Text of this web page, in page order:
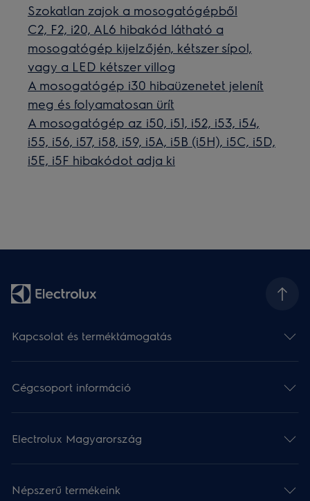
Szokatlan zajok a mosogatógépből
C2, F2, i20, AL6 hibakód látható a
mosogatógép kijelzőjén, kétszer sípol,
vagy a LED kétszer villog
A mosogatógép i30 hibaüzenetet jelenít
meg és folyamatosan ürít
A mosogatógép az i50, i51, i52, i53, i54,
i55, i56, i57, i58, i59, i5A, i5B (i5H), i5C, i5D,
i5E, i5F hibakódot adja ki
Kapcsolat és terméktámogatás
Cégcsoport információ
Electrolux Magyarország
Népszerű termékeink